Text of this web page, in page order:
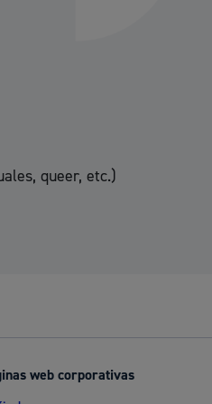
queer, etc.)
web corporativas